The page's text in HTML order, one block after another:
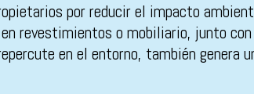
por reducir el impacto
revestimientos o mobiliario, junto
en el entorno, también genera